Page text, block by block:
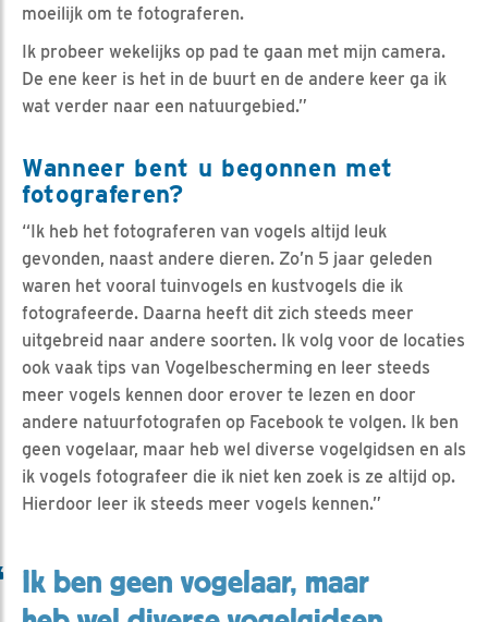
moeilijk om te fotograferen.
Ik probeer wekelijks op pad te gaan met mijn camera.
De ene keer is het in de buurt en de andere keer ga ik
wat verder naar een natuurgebied.”
Wanneer bent u begonnen met
fotograferen?
“Ik heb het fotograferen van vogels altijd leuk
gevonden, naast andere dieren. Zo’n 5 jaar geleden
waren het vooral tuinvogels en kustvogels die ik
fotografeerde. Daarna heeft dit zich steeds meer
uitgebreid naar andere soorten. Ik volg voor de locaties
ook vaak tips van Vogelbescherming en leer steeds
meer vogels kennen door erover te lezen en door
andere natuurfotografen op Facebook te volgen. Ik ben
geen vogelaar, maar heb wel diverse vogelgidsen en als
ik vogels fotografeer die ik niet ken zoek is ze altijd op.
Hierdoor leer ik steeds meer vogels kennen.”
Ik ben geen vogelaar, maar